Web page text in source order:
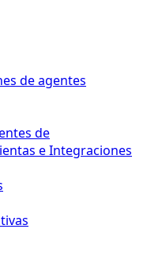
de agentes
de
e Integraciones